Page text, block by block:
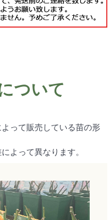
ついて
って販売している苗の形
よって異なります。